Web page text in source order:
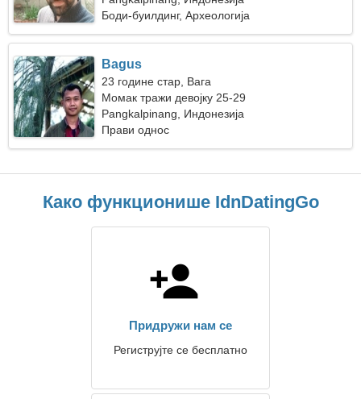
Боди-буилдинг, Археологија
Bagus
23 године стар, Вага
Момак тражи девојку 25-29
Pangkalpinang, Индонезија
Прави однос
Како функционише IdnDatingGo
Придружи нам се
Региструјте се бесплатно